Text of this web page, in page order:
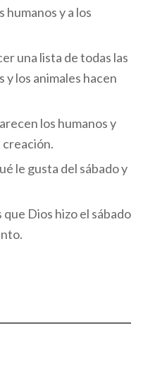
humanos y a los
una lista de todas las
y los animales hacen
los humanos y
creación.
le gusta del sábado y
Dios hizo el sábado